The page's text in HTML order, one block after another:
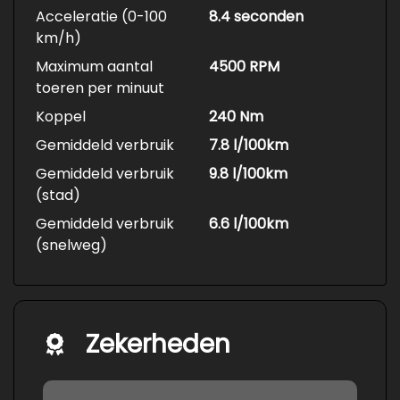
Acceleratie (0-100
km/h)
8.4 seconden
Maximum aantal
toeren per minuut
4500 RPM
Koppel
240 Nm
Gemiddeld verbruik
7.8 l/100km
Gemiddeld verbruik
(stad)
9.8 l/100km
Gemiddeld verbruik
(snelweg)
6.6 l/100km
Zekerheden